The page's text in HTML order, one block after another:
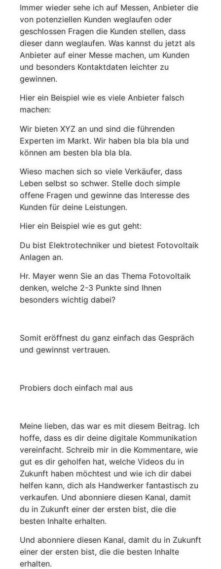
Immer wieder sehe ich auf Messen, Anbieter die
von potenziellen Kunden weglaufen oder
geschlossen Fragen die Kunden stellen, dass
dieser dann weglaufen. Was kannst du jetzt als
Anbieter auf einer Messe machen, um Kunden
und besonders Kontaktdaten leichter zu
gewinnen.
Hier ein Beispiel wie es viele Anbieter falsch
machen:
Wir bieten XYZ an und sind die führenden
Experten im Markt. Wir haben bla bla bla und
können am besten bla bla bla.
Wieso machen sich so viele Verkäufer, dass
Leben selbst so schwer. Stelle doch simple
offene Fragen und gewinne das Interesse des
Kunden für deine Leistungen.
Hier ein Beispiel wie es gut geht:
Du bist Elektrotechniker und bietest Fotovoltaik
Anlagen an.
Hr. Mayer wenn Sie an das Thema Fotovoltaik
denken, welche 2-3 Punkte sind Ihnen
besonders wichtig dabei?
Somit eröffnest du ganz einfach das Gespräch
und gewinnst vertrauen.
Probiers doch einfach mal aus
Meine lieben, das war es mit diesem Beitrag. Ich
hoffe, dass es dir deine digitale Kommunikation
vereinfacht. Schreib mir in die Kommentare, wie
gut es dir geholfen hat, welche Videos du in
Zukunft haben möchtest und wie ich dir dabei
helfen kann, dich als Handwerker fantastisch zu
verkaufen. Und abonniere diesen Kanal, damit
du in Zukunft einer der ersten bist, die die
besten Inhalte erhalten.
Und abonniere diesen Kanal, damit du in Zukunft
einer der ersten bist, die die besten Inhalte
erhalten.